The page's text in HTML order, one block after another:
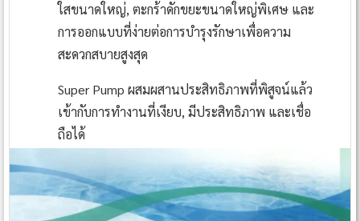
ใสขนาดใหญ่, ตะกร้าดักขยะขนาดใหญ่พิเศษ และ
การออกแบบที่ง่ายต่อการบำรุงรักษาเพื่อความ
สะดวกสบายสูงสุด
Super Pump ผสมผสานประสิทธิภาพที่พิสูจน์แล้ว
เข้ากับการทำงานที่เงียบ, มีประสิทธิภาพ และเชื่อ
ถือได้